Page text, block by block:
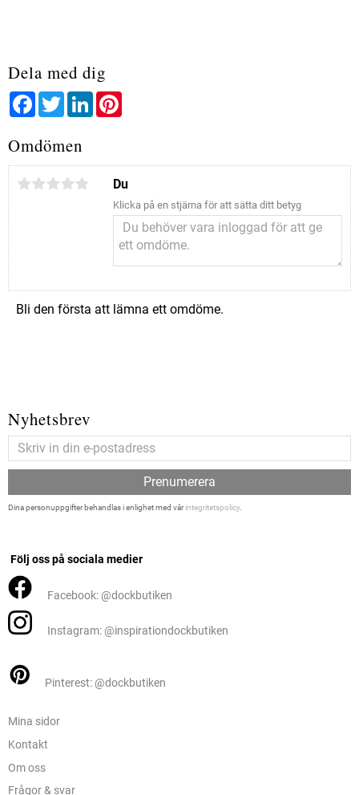
Dela med dig
FacebookTwitterLinkedIn
Omdömen
Du
Klicka på en stjärna för att sätta ditt betyg
Bli den första att lämna ett omdöme.
Nyhetsbrev
Prenumerera
Dina personuppgifter behandlas i enlighet med vårintegritetspolicy.
Följ oss på sociala medier
Facebook: @dockbutiken
Instagram: @inspirationdockbutiken
Pinterest: @dockbutiken
Mina sidor
Kontakt
Om oss
Frågor & svar